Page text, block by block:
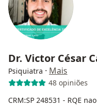
Dr. Victor César
Psiquiatra · Mais
48 opiniões
CRM:SP 248531 - RQE